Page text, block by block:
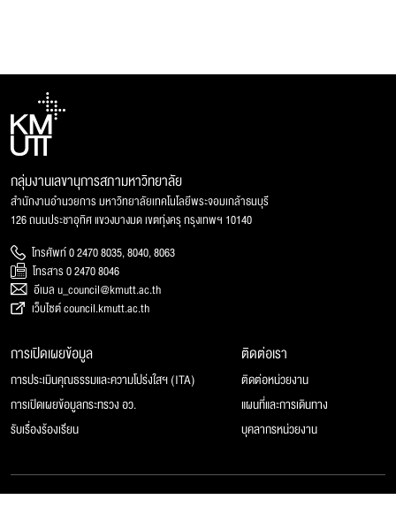
กลุ่มงานเลขานุการสภามหาวิทยาลัย
สำนักงานอำนวยการ มหาวิทยาลัยเทคโนโลยีพระจอมเกล้าธนบุรี
126 ถนนประชาอุทิศ แขวงบางมด เขตทุ่งครุ กรุงเทพฯ 10140
โทรศัพท์ 0 2470 8035, 8040, 8063
โทรสาร 0 2470 8046
อีเมล u_council@kmutt.ac.th
เว็บไซต์ council.kmutt.ac.th
การเปิดเผยข้อมูล
การประเมินคุณธรรมและความโปร่งใสฯ (ITA)
การเปิดเผยข้อมูลกระทรวง อว.
รับเรื่องร้องเรียน
ติดต่อเรา
ติดต่อหน่วยงาน
แผนที่และการเดินทาง
บุคลากรหน่วยงาน